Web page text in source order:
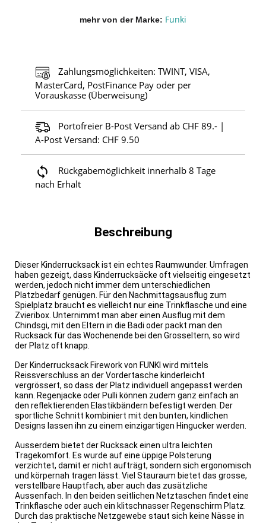
mehr von der Marke Funki
Zahlungsmöglichkeiten: TWINT, VISA,
MasterCard, PostFinance Pay oder per
Vorauskasse (Überweisung)
Portofreier B-Post Versand ab CHF 89.- |
A-Post Versand: CHF 9.50
Rückgabemöglichkeit innerhalb 8 Tage
nach Erhalt
Beschreibung
Dieser Kinderrucksack ist ein echtes Raumwunder. Umfragen
haben gezeigt, dass Kinderrucksäcke oft vielseitig eingesetzt
werden, jedoch nicht immer dem unterschiedlichen
Platzbedarf genügen. Für den Nachmittagsausflug zum
Spielplatz braucht es vielleicht nur eine Trinkflasche und eine
Zvieribox. Unternimmt man aber einen Ausflug mit dem
Chindsgi, mit den Eltern in die Badi oder packt man den
Rucksack für das Wochenende bei den Grosseltern, so wird
der Platz oft knapp.
​Der Kinderrucksack Firework von FUNKI wird mittels
Reissverschluss an der Vordertasche kinderleicht
vergrössert, so dass der Platz individuell angepasst werden
kann. Regenjacke oder Pulli können zudem ganz einfach an
den reflektierenden Elastikbändern befestigt werden. Der
sportliche Schnitt kombiniert mit den bunten, kindlichen
Designs lassen ihn zu einem einzigartigen Hingucker werden.
Ausserdem bietet der Rucksack einen ultra leichten
Tragekomfort. Es wurde auf eine üppige Polsterung
verzichtet, damit er nicht aufträgt, sondern sich ergonomisch
und körpernah tragen lässt. ​Viel Stauraum bietet das grosse,
verstellbare Hauptfach, aber auch das zusätzliche
Aussenfach. In den beiden seitlichen Netztaschen findet eine
Trinkflasche oder auch ein klitschnasser Regenschirm Platz.
Durch das praktische Netzgewebe staut sich keine Nässe in